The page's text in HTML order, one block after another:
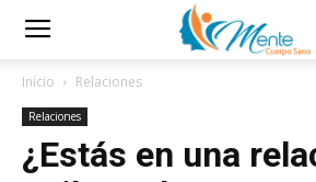
Inicio Relaciones
Relaciones
¿Estás en una